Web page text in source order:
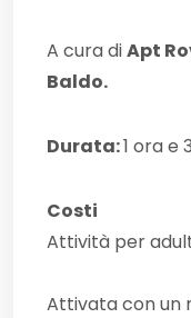
A cura diApt
Baldo.
Durata:1 ora e
Costi
Attività per
Attivata con un